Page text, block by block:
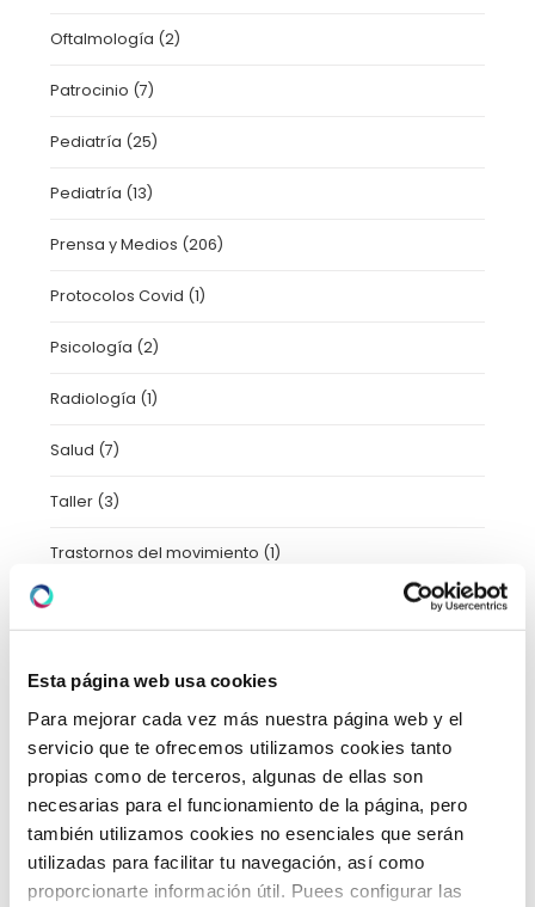
Esta página web usa cookies
Para mejorar cada vez más nuestra página web y el
servicio que te ofrecemos utilizamos cookies tanto
propias como de terceros, algunas de ellas son
necesarias para el funcionamiento de la página, pero
también utilizamos cookies no esenciales que serán
utilizadas para facilitar tu navegación, así como
proporcionarte información útil. Puees configurar las
Oftalmología (2)
Patrocinio (7)
Pediatría (25)
Pediatría (13)
Prensa y Medios (206)
Protocolos Covid (1)
Psicología (2)
Radiología (1)
Salud (7)
Taller (3)
Trastornos del movimiento (1)
Tratamientos
Video-consejos nutricionales(15)
Vídeos(21)